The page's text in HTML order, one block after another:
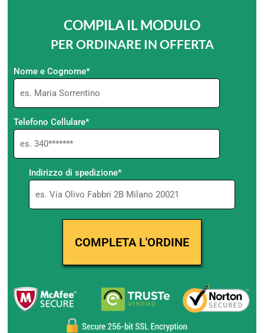
COMPILA IL MODULO
PER ORDINARE IN OFFERTA
Nome e Cognome*
Telefono Cellulare*
Indirizzo di spedizione*